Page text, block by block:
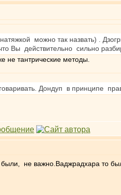
можно так назвать) .
Вы действительно сильно
не тантрические методы.
Дондуп в принципе
не важно.Ваджрадхара то